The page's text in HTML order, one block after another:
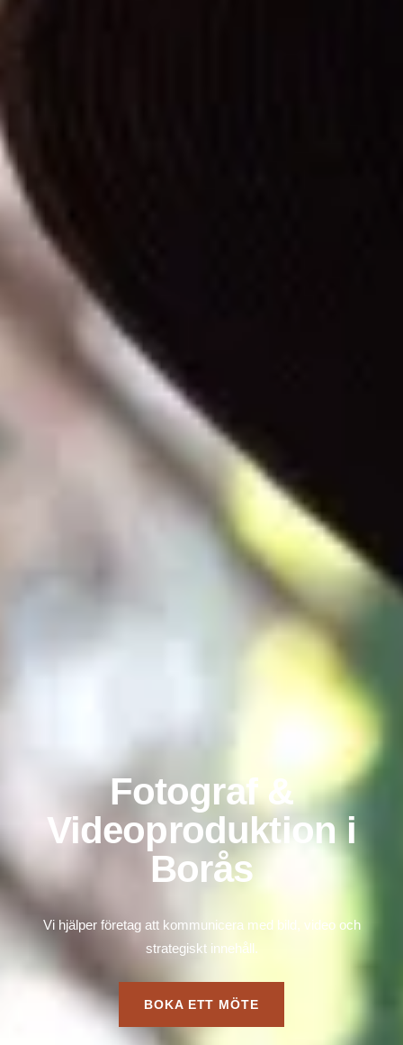
Fotograf &
Videoproduktion i
Borås
Vi hjälper företag att kommunicera med bild, video och
strategiskt innehåll.
BOKA ETT MÖTE